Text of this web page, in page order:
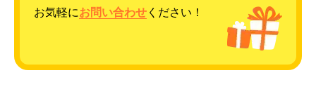
お気軽にお問い合わせ ください！